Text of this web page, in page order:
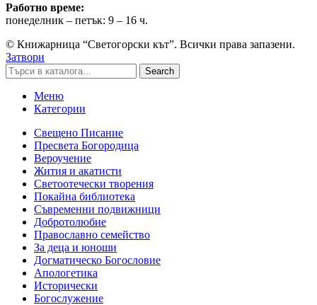
Работно време:
понеделник – петък: 9 – 16 ч.
© Книжарница “Светогорски кът”. Всички права запазени.
Затвори
Search
Меню
Категории
Свещено Писание
Пресвета Богородица
Вероучение
Жития и акатисти
Светоотечески творения
Покайна библиотека
Съвременни подвижници
Добротолюбие
Православно семейство
За деца и юноши
Догматическо Богословие
Апологетика
Исторически
Богослужение